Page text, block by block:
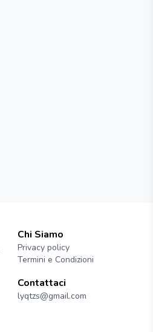
Chi Siamo
Privacy policy
Termini e Condizioni
Contattaci
lyqtzs@gmail.com